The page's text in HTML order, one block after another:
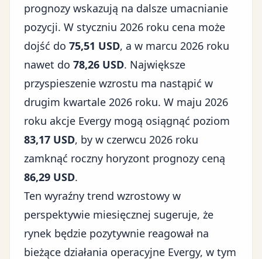
prognozy wskazują na dalsze umacnianie
pozycji. W styczniu 2026 roku cena może
dojść do 75,51 USD, a w marcu 2026 roku
nawet do 78,26 USD. Największe
przyspieszenie wzrostu ma nastąpić w
drugim kwartale 2026 roku. W maju 2026
roku akcje Evergy mogą osiągnąć poziom
83,17 USD, by w czerwcu 2026 roku
zamknąć roczny horyzont prognozy ceną
86,29 USD.
Ten wyraźny trend wzrostowy w
perspektywie miesięcznej sugeruje, że
rynek będzie pozytywnie reagował na
bieżące działania operacyjne Evergy, w tym